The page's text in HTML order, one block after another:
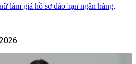
làm giả hồ sơ đáo hạn ngân hàng,